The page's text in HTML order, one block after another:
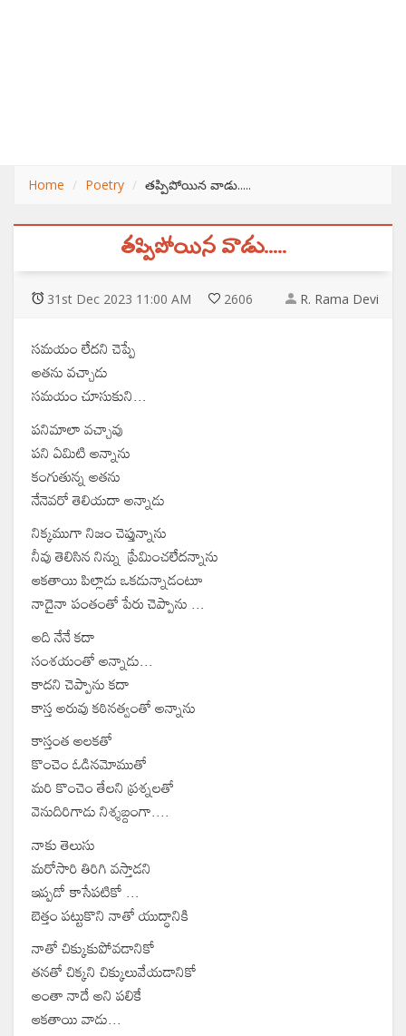
Home Poetry తప్పిపోయిన వాడు.....
తప్పిపోయిన వాడు.....
31 st Dec 2023 11:00 AM 2606 R. Rama Devi
సమయం లేదని చెప్పే
అతను వచ్చాడు
సమయం చూసుకుని...
పనిమాలా వచ్చావు
పని ఏమిటి అన్నాను
కంగుతున్న అతను
నేనెవరో తెలియదా అన్నాడు
నిక్కముగా నిజం చెప్తున్నాను
నీవు తెలిసిన నిన్ను ప్రేమించలేదన్నాను
ఆకతాయి పిల్లాడు ఒకడున్నాడంటూ
నాదైనా పంతంతో పేరు చెప్పాను ...
అది నేనే కదా
సంశయంతో అన్నాడు...
కాదని చెప్పాను కదా
కాస్త అరువు కఠినత్వంతో అన్నాను
కాస్తంత అలకతో
కొంచెం ఓడినమోముతో
మరి కొంచెం తేలని ప్రశ్నలతో
వెనుదిరిగాడు నిశ్శబ్దంగా....
నాకు తెలుసు
మరోసారి తిరిగి వస్తాడని
ఇప్పడో కాసేపటికో ...
బెత్తం పట్టుకొని నాతో యుద్ధానికి
నాతో చిక్కుకుపోవడానికో
తనతో చిక్కని చిక్కులువేయడానికో
అంతా నాదే అని పలికే
ఆకతాయి వాడు...